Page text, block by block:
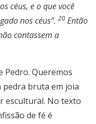
céus, e o que você
nos céus”. 20 Então
contassem a
Pedro. Queremos
bruta em joia
escultural. No texto
de fé é